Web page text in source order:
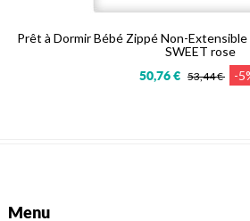
Prêt à Dormir Bébé Zippé Non-
SWEET rose
50,76 € 53,44 € -
Menu